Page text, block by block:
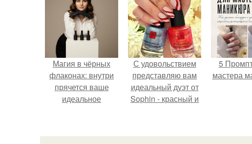
Магия в чёрных
флаконах: внутри
прячется ваше
идеальное
С удовольствием
представляю вам
идеальный дуэт от
Sophin - красный и
номер 0262.
5
мастера